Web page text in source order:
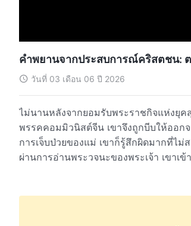
คำพยานจากประสบการณ์คริสตชน:
วันที่ 03 เดือน 06 ปี 2026
ไม่นานหลังจากยอมรับพระราชกิจแห่งยุคสุดท้ายของ
พรรคคอมมิวนิสต์จีน เขาจึงถูกบีบให้ออกจากบ้านและต้องหลบซ่
การเจ็บป่วยของแม่ เขาก็รู้สึกผิดมากที่
ผ่านการอ่านพระวจนะของพระเจ้า เขา